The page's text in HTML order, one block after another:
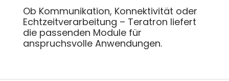
Ob Kommunikation, Konnektivität oder
Echtzeitverarbeitung – Teratron liefert
die passenden Module für
anspruchsvolle Anwendungen.